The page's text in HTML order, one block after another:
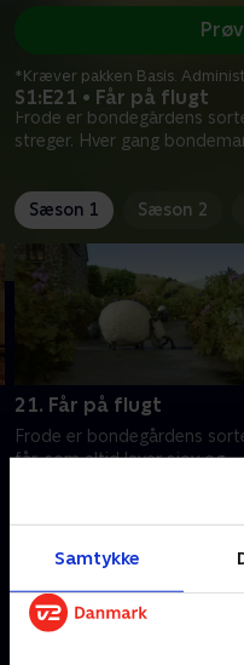
Samtykke
S1:E21 • Får på flugt
Frode er bondegårdens
streger. Hver gang
*Kræver pakken Basis.
Sæson 1 Sæson 2
21. Får på flugt
Frode er bondegårdens
får, som altid laver sjov og
til, finder Frode og hans
venner på noget.
Andre så også